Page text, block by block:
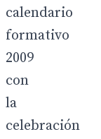
calendario
formativo
2009
con
la
celebración